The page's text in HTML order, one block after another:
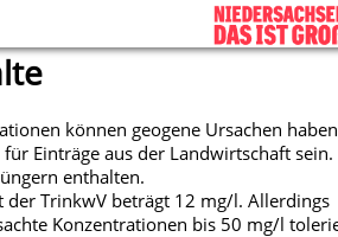
können geogene Ursachen
Einträge aus der Landwirtschaft sein.
enthalten.
der TrinkwV beträgt 12 mg/l. Allerdings
Konzentrationen bis 50 mg/l